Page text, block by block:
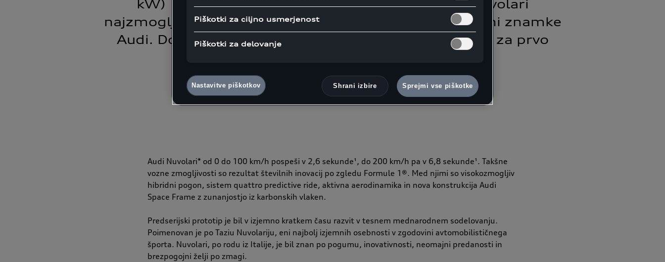
kW) in največjo hitrostjo več kot 350 km/h bo Nuvolari
najzmogljivejše in najhitrejše serijsko vozilo v zgodovini znamke
Audi. Dobava omejene izdaje 499 vozil je predvidena za prvo
1.07.2026 Audi Team Fotografije:
Audi Nuvolari* od 0 do 100 km/h pospeši v 2,6 sekunde¹, do 200 km/h pa v 6,8 sekunde¹. Takšne
vozne zmogljivosti so rezultat številnih inovacij po zgledu Formule 1®. Med njimi so visokozmogljiv
hibridni pogon, sistem quattro predictive ride, aktivna aerodinamika in nova konstrukcija Audi
Space Frame z zunanjostjo iz karbonskih vlaken.
Predserijski prototip je bil v izjemno kratkem času razvit v tesnem mednarodnem sodelovanju.
Poimenovan je po Taziu Nuvolariju, eni najbolj izjemnih osebnosti v zgodovini avtomobilističnega
športa. Nuvolari, po rodu iz Italije, je bil znan po pogumu, inovativnosti, neomajni predanosti in
brezpogojni želji po zmagi.
Piškotki za ciljno usmerjenost
Piškotki za delovanje
Nastavitve piškotkov Shrani izbire Sprejmi vse piškotke